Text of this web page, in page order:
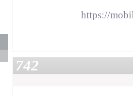
https://
742